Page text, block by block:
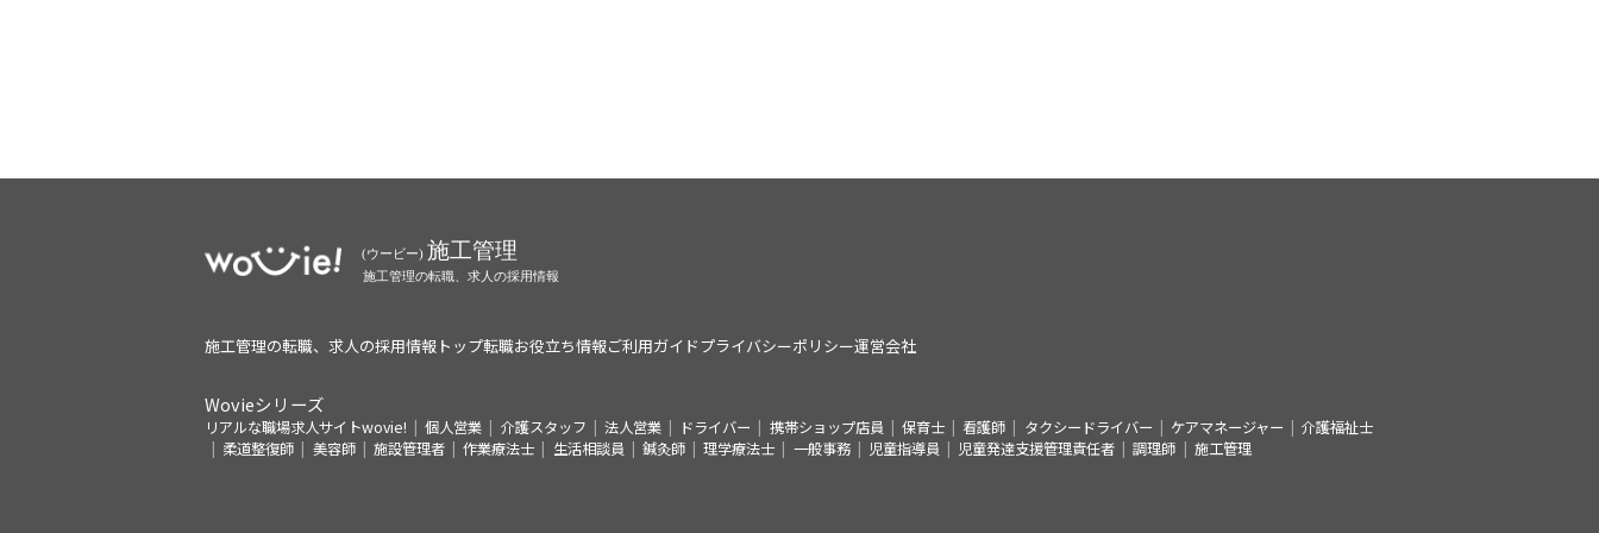
施工管理の転職、求人の採用情報トップ転職お役立ち情報ご利用ガイドプライバシーポリシー運営会社
Wovieシリーズ
リアルな職場求人サイトwovie! 個人営業 介護スタッフ 法人営業 ドライバー 携帯ショップ店員 保育士 看護師 タクシードライバー ケアマネージャー
介護福祉士
柔道整復師
美容師 施設管理者 作業療法士 生活相談員 鍼灸師 理学療法士 一般事務 児童指導員 児童発達支援管理責任者 調理師 施工管理